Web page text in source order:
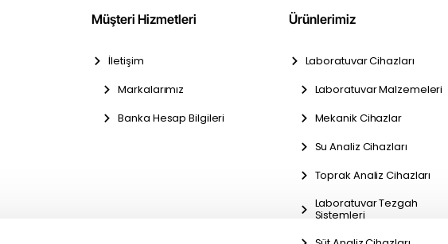
Müşteri Hizmetleri
İletişim
Markalarımız
Banka Hesap Bilgileri
Ürünlerimiz
Laboratuvar Cihazları
Laboratuvar Malzemeleri
Mekanik Cihazlar
Su Analiz Cihazları
Toprak Analiz Cihazları
Laboratuvar Tezgah
Sistemleri